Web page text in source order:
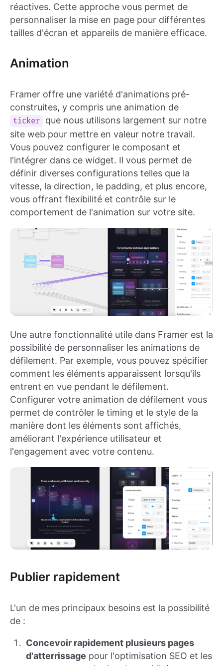
réactives. Cette approche vous permet de
personnaliser la mise en page pour différentes
tailles d'écran et appareils de manière efficace.
Animation
Framer offre une variété d'animations pré-
construites, y compris une animation de
ticker
que nous utilisons largement sur notre
site web pour mettre en valeur notre travail.
Vous pouvez configurer le composant et
l'intégrer dans ce widget. Il vous permet de
définir diverses configurations telles que la
vitesse, la direction, le padding, et plus encore,
vous offrant flexibilité et contrôle sur le
comportement de l'animation sur votre site.
Une autre fonctionnalité utile dans Framer est la
possibilité de personnaliser les animations de
défilement. Par exemple, vous pouvez spécifier
comment les éléments apparaissent lorsqu'ils
entrent en vue pendant le défilement.
Configurer votre animation de défilement vous
permet de contrôler le timing et le style de la
manière dont les éléments sont affichés,
améliorant l'expérience utilisateur et
l'engagement avec votre contenu.
Publier rapidement
L'un de mes principaux besoins est la possibilité
de :
Concevoir rapidement plusieurs pages
d'atterrissage pour l'optimisation SEO et les